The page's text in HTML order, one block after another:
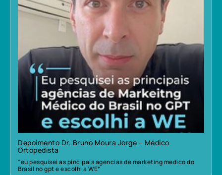
Depoimento Dr. Bruno Moura Jorge – Médico
Ortopedista
“eu pesquisei as pincipais agencias de marketing medico do
Brasil no gpt e escolhi a WE”